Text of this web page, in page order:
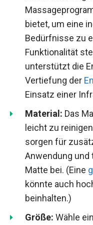
bietet, um eine
Bedürfnisse zu
Funktionalität
unterstützt die
Vertiefung der
Einsatz einer
Material: Das
leicht zu
sorgen für
Anwendung und
Matte bei. (Eine
könnte auch
beinhalten.)
Größe: Wähle